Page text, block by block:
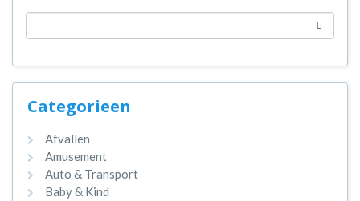
Categorieen
Afvallen
Amusement
Auto & Transport
Baby & Kind